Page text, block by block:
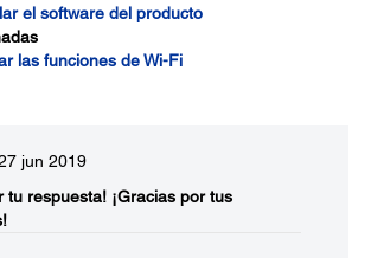
el software del producto
las funciones de Wi-Fi
jun 2019
tu respuesta! ¡Gracias por tus